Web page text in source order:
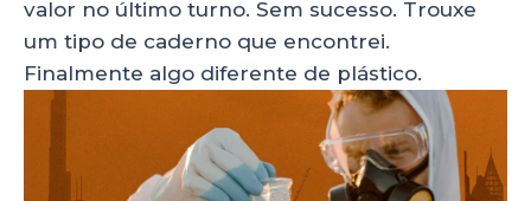
valor no último turno. Sem sucesso. Trouxe
um tipo de caderno que encontrei.
Finalmente algo diferente de plástico.